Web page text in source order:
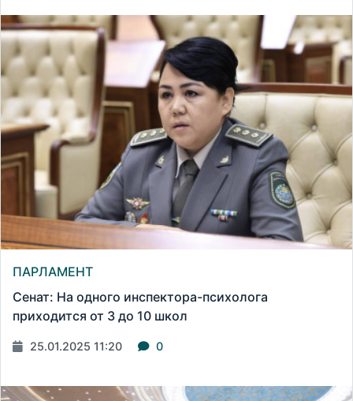
ПАРЛАМЕНТ
Сенат: На одного инспектора-психолога
приходится от 3 до 10 школ
25.01.2025 11:20 0